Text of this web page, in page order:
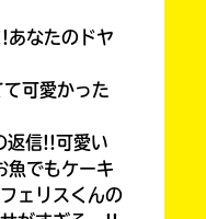
あなたのドヤ
可愛かった
返信!!可愛い
魚でもケーキ
ェリスくんの